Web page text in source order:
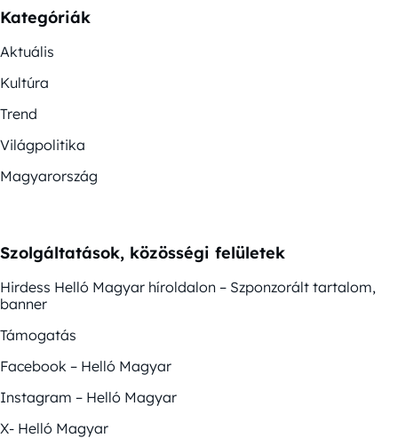
Kategóriák
Aktuális
Kultúra
Trend
Világpolitika
Magyarország
Szolgáltatások, közösségi felületek
Hirdess Helló Magyar híroldalon – Szponzorált tartalom,
banner
Támogatás
Facebook – Helló Magyar
Instagram – Helló Magyar
X- Helló Magyar